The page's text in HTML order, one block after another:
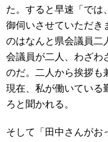
た。すると早速「で
御伺いさせていただき
のはなんと県会議員二
会議員が二人、わざわ
のだ。二人から挨拶も
現在、私が働いている
ろと聞かれる。
そして「田中さんがお